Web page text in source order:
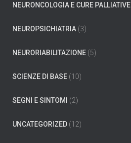
NEURONCOLOGIA E CURE PALLIATIVE
NEUROPSICHIATRIA (3)
NEURORIABILITAZIONE (5)
SCIENZE DI BASE (10)
SEGNI E SINTOMI (2)
UNCATEGORIZED (12)